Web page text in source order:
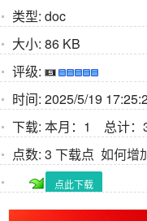
类型: doc
大小: 86 KB
评级:
时间: 2025/5/19
下载: 本月：1 总计：
点数: 3 下载点 如何增
点此下载